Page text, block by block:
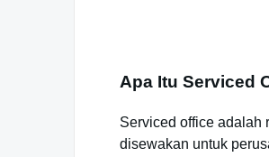
Apa Itu Serviced
Serviced office adalah
disewakan untuk